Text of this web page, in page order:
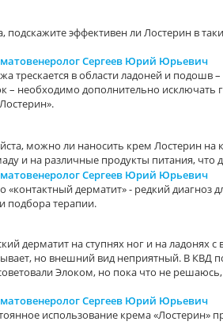
подскажите эффективен ли Лостерин в
Сергеев Юрий Юрьевич
трескается в области ладоней и
– необходимо дополнительно
можно ли наносить крем Лостерин
и на различные продукты питания, что
Сергеев Юрий Юрьевич
«контактный дерматит» - редкий
подбора терапии.
дерматит на ступнях ног и на ладонях
но внешний вид неприятный. В КВД
Элоком, но пока что не
Сергеев Юрий Юрьевич
использование крема «Лостерин»